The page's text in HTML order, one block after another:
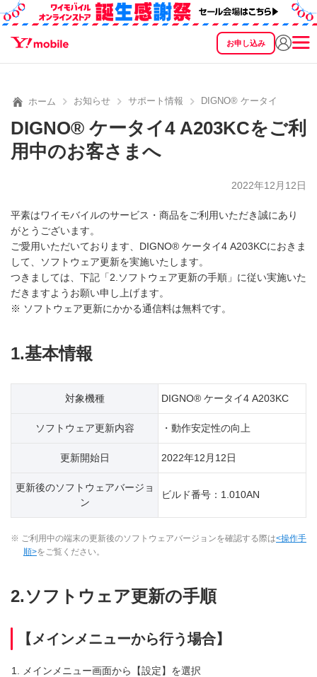
お申し込み
SEARCH
ホーム お知らせ サポート情報 DIGNO® ケータイ4
DIGNO® ケータイ4 A203KCをご利
用中のお客さまへ
2022年12月12日
平素はワイモバイルのサービス・商品をご利用いただき誠にあり
がとうございます。
ご愛用いただいております、DIGNO® ケータイ4 A203KCにおきま
して、ソフトウェア更新を実施いたします。
つきましては、下記「2.ソフトウェア更新の手順」に従い実施いた
だきますようお願い申し上げます。
※ ソフトウェア更新にかかる通信料は無料です。
1.基本情報
対象機種 DIGNO® ケータイ4 A203KC
ソフトウェア更新内容 ・動作安定性の向上
更新開始日 2022年12月12日
更新後のソフトウェアバージョ
ン
ビルド番号：1.010AN
※ ご利用中の端末の更新後のソフトウェアバージョンを確認する際は<操作手
順>をご覧ください。
2.ソフトウェア更新の手順
【メインメニューから行う場合】
メインメニュー画面から【設定】を選択